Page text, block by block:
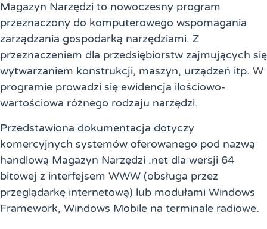
Magazyn Narzędzi to nowoczesny program
przeznaczony do komputerowego wspomagania
zarządzania gospodarką narzędziami. Z
przeznaczeniem dla przedsiębiorstw zajmujących się
wytwarzaniem konstrukcji, maszyn, urządzeń itp. W
programie prowadzi się ewidencja ilościowo-
wartościowa różnego rodzaju narzędzi.
Przedstawiona dokumentacja dotyczy
komercyjnych systemów oferowanego pod nazwą
handlową Magazyn Narzędzi .net dla wersji 64
bitowej z interfejsem WWW (obsługa przez
przeglądarkę internetową) lub modułami Windows
Framework, Windows Mobile na terminale radiowe.